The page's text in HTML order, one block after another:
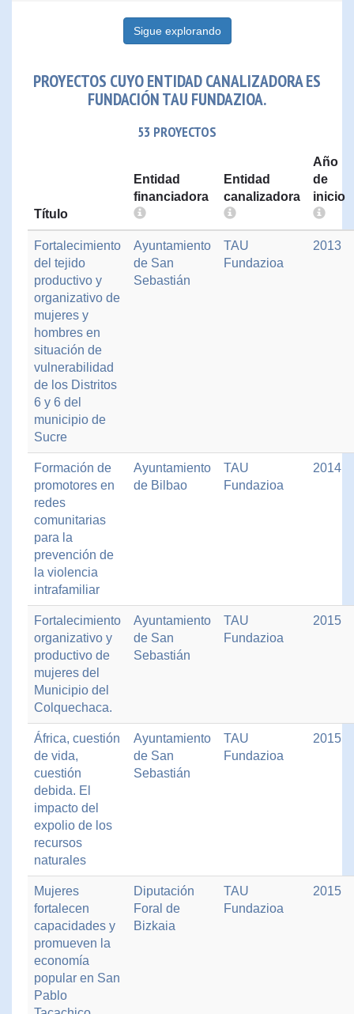
Sigue explorando
PROYECTOS CUYO ENTIDAD CANALIZADORA ES
FUNDACIÓN TAU FUNDAZIOA.
53 PROYECTOS
Título
Entidad
financiadora
Entidad
canalizadora
Año
de
inicio
Fortalecimiento
del tejido
productivo y
organizativo de
mujeres y
hombres en
situación de
vulnerabilidad
de los Distritos
6 y 6 del
municipio de
Sucre
Ayuntamiento
de San
Sebastián
TAU
Fundazioa
2013
Formación de
promotores en
redes
comunitarias
para la
prevención de
la violencia
intrafamiliar
Ayuntamiento
de Bilbao
TAU
Fundazioa
2014
Fortalecimiento
organizativo y
productivo de
mujeres del
Municipio del
Colquechaca.
Ayuntamiento
de San
Sebastián
TAU
Fundazioa
2015
África, cuestión
de vida,
cuestión
debida. El
impacto del
expolio de los
recursos
naturales
Ayuntamiento
de San
Sebastián
TAU
Fundazioa
2015
Mujeres
fortalecen
capacidades y
promueven la
economía
popular en San
Pablo
Diputación
Foral de
Bizkaia
TAU
Fundazioa
2015